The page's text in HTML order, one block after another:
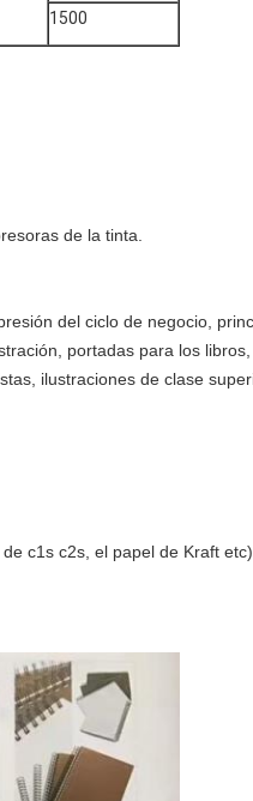
1500
de la tinta.
del ciclo de negocio,
portadas para los
ilustraciones de clase
c1s c2s, el papel de Kraft etc)